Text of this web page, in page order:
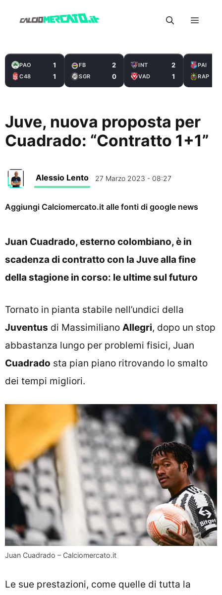
Menu
PAO 1
C48 1
FB 2
SGR 0
INT 2
VAD 1
PAI
RAP
Juve, nuova proposta per
Cuadrado: “Contratto 1+1”
Alessio Lento 27 Marzo 2023 - 08:27
Aggiungi Calciomercato.it alle fonti di google news
Juan Cuadrado, esterno colombiano, è in
scadenza di contratto con la Juve alla fine
della stagione in corso: le ultime sul futuro
Tornato in pianta stabile nell’undici della
Juventus di Massimiliano Allegri, dopo un stop
abbastanza lungo per problemi fisici, Juan
Cuadrado sta pian piano ritrovando lo smalto
dei tempi migliori.
Juan Cuadrado – Calciomercato.it
Le sue prestazioni, come quelle di tutta la